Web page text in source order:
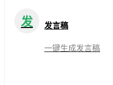
发 发言稿
一键生成发言稿